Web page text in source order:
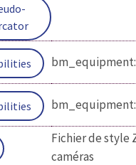
Fichier de style
caméras